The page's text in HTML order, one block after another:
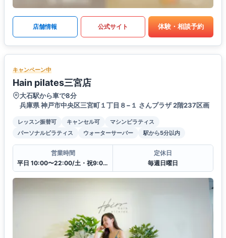
店舗情報 公式サイト 体験・相談予約
キャンペーン中
Hain pilates三宮店
大石駅から車で8分
兵庫県 神戸市中央区三宮町１丁目８−１ さんプラザ 2階237区画
レッスン振替可 キャンセル可
マシンピラティス
パーソナルピラティス
ウォーターサーバー 駅から5分以内
営業時間
平日 10:00〜22:00/土・祝9:00〜19:00
定休日
毎週日曜日